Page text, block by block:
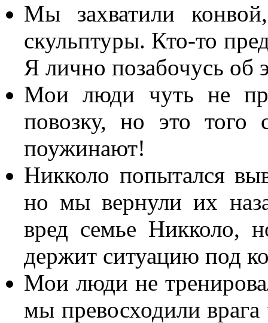
Мы захватили
скульптуры. Кто-то
Я лично позабочусь об
Мои люди чуть не
повозку, но это того
поужинают!
Никколо попытался
но мы вернули их
вред семье Никколо,
держит ситуацию под
Мои люди не
мы превосходили